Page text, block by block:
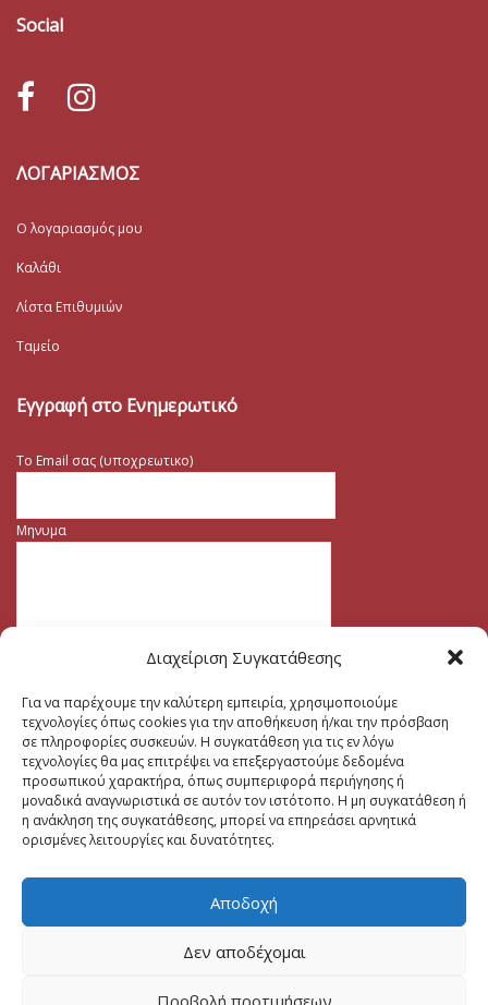
Διαχείριση Συγκατάθεσης
Για να παρέχουμε την καλύτερη εμπειρία, χρησιμοποιούμε
τεχνολογίες όπως cookies για την αποθήκευση ή/και την πρόσβαση
σε πληροφορίες συσκευών. Η συγκατάθεση για τις εν λόγω
τεχνολογίες θα μας επιτρέψει να επεξεργαστούμε δεδομένα
προσωπικού χαρακτήρα, όπως συμπεριφορά περιήγησης ή
μοναδικά αναγνωριστικά σε αυτόν τον ιστότοπο. Η μη συγκατάθεση ή
η ανάκληση της συγκατάθεσης, μπορεί να επηρεάσει αρνητικά
ορισμένες λειτουργίες και δυνατότητες.
Αποδοχή
Δεν αποδέχομαι
Προβολή προτιμήσεων
Social
ΛΟΓΑΡΙΑΣΜΟΣ
Ο λογαριασμός μου
Καλάθι
Λίστα Επιθυμιών
Ταμείο
Εγγραφή στο Ενημερωτικό
Το Email σας (υποχρεωτικο)
Μηνυμα